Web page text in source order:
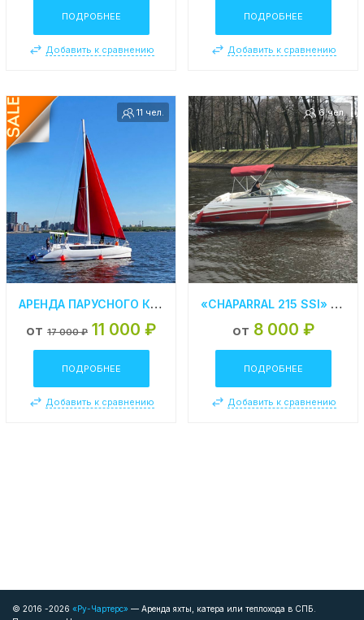
ПОДРОБНЕЕ
Добавить к сравнению
ПОДРОБНЕЕ
Добавить к сравнению
11 чел.
АРЕНДА ПАРУСНОГО КАТАМАРАНА В САНКТ-ПЕТЕРБУРГЕ «RED»
от 17 000 ₽ 11 000 ₽
ПОДРОБНЕЕ
Добавить к сравнению
6 чел.
«CHAPARRAL 215 SSI» АРЕНДА КАТЕРА В СПБ
от 8 000 ₽
ПОДРОБНЕЕ
Добавить к сравнению
© 2016 -2026 «Ру-Чартерс» — Аренда яхты, катера или теплохода в СПБ.